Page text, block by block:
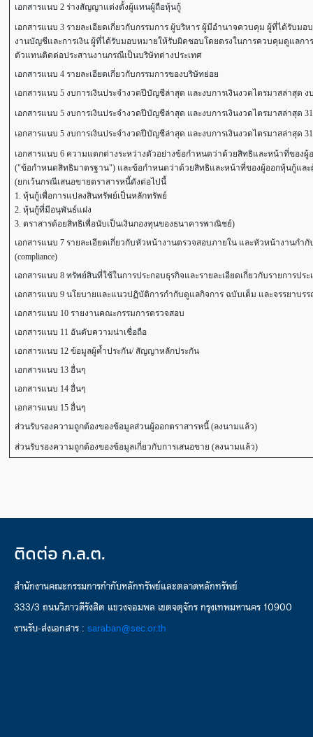
เอกสารแนบ 2 ร่างสัญญาแต่งตั้งผู้แทนผู้ถือหุ้นกู้
เอกสารแนบ 3 รายละเอียดเกี่ยวกับกรรมการ ผู้บริหาร ผู้มีอำนาจควบคุม ผู้ที่ได้รับม
งานบัญชีและการเงิน ผู้ที่ได้รับมอบหมายให้รับผิดชอบโดยตรงในการควบคุมดูแลก
ตัวแทนติดต่อประสานงานกรณีเป็นบริษัทต่างประเทศ
เอกสารแนบ 4 รายละเอียดเกี่ยวกับกรรมการของบริษัทย่อย
เอกสารแนบ 5 งบการเงินประจำงวดปีบัญชีล่าสุด และงบการเงินงวดไตรมาสล่าสุด ง
เอกสารแนบ 5 งบการเงินประจำงวดปีบัญชีล่าสุด และงบการเงินงวดไตรมาสล่าสุด
เอกสารแนบ 5 งบการเงินประจำงวดปีบัญชีล่าสุด และงบการเงินงวดไตรมาสล่าสุด
เอกสารแนบ 6 ความแตกต่างระหว่างตัวอย่างข้อกำหนดว่าด้วยสิทธิและหน้าที่ของ
("ข้อกำหนดสิทธิมาตรฐาน") และข้อกำหนดว่าด้วยสิทธิและหน้าที่ของผู้ออกหุ้นกู้และ
(ยกเว้นกรณีเสนอขายตราสารหนี้ดังต่อไปนี้
1. หุ้นกู้เพื่อการแปลงสินทรัพย์เป็นหลักทรัพย์
2. หุ้นกู้ที่มีอนุพันธ์แฝง
3. ตราสารด้อยสิทธิเพื่อนับเป็นเงินกองทุนของธนาคารพาณิชย์)
เอกสารแนบ 7 รายละเอียดเกี่ยวกับหัวหน้างานตรวจสอบภายใน และหัวหน้างานก
(compliance)
เอกสารแนบ 8 ทรัพย์สินที่ใช้ในการประกอบธุรกิจและรายละเอียดเกี่ยวกับรายการปร
เอกสารแนบ 9 นโยบายและแนวปฏิบัติการกำกับดูแลกิจการ ฉบับเต็ม และจรรยาบ
เอกสารแนบ 10 รายงานคณะกรรมการตรวจสอบ
เอกสารแนบ 11 อันดับความน่าเชื่อถือ
เอกสารแนบ 12 ข้อมูลผู้ค้ำประกัน/ สัญญาหลักประกัน
เอกสารแนบ 13 อื่นๆ
เอกสารแนบ 14 อื่นๆ
เอกสารแนบ 15 อื่นๆ
ส่วนรับรองความถูกต้องของข้อมูลส่วนผู้ออกตราสารหนี้ (ลงนามแล้ว)
ส่วนรับรองความถูกต้องของข้อมูลเกี่ยวกับการเสนอขาย (ลงนามแล้ว)
ติดต่อ ก.ล.ต.
สำนักงานคณะกรรมการกำกับหลักทรัพย์และตลาดหลักทรัพย์
333/3 ถนนวิภาวดีรังสิต แขวงจอมพล เขตจตุจักร กรุงเทพมหานคร 10900
งานรับ-ส่งเอกสาร : saraban@sec.or.th